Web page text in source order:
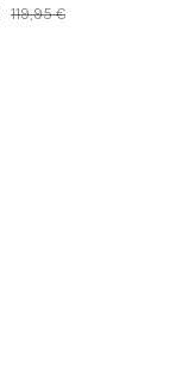
119,95 €